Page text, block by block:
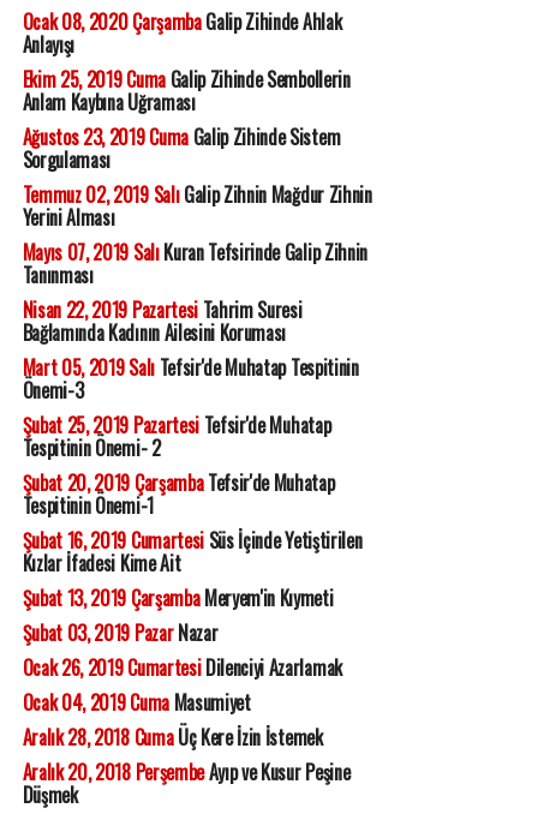
Ocak 08, 2020 ÇarşambaGalip Zihinde Ahlak
Anlayışı
Ekim 25, 2019 CumaGalip Zihinde Sembollerin
Anlam Kaybına Uğraması
Ağustos 23, 2019 CumaGalip Zihinde Sistem
Sorgulaması
Temmuz 02, 2019 SalıGalip Zihnin Mağdur Zihnin
Yerini Alması
Mayıs 07, 2019 SalıKuran Tefsirinde Galip Zihnin
Tanınması
Nisan 22, 2019 PazartesiTahrim Suresi
Bağlamında Kadının Ailesini Koruması
Mart 05, 2019 SalıTefsir'de Muhatap Tespitinin
Önemi-3
Şubat 25, 2019 PazartesiTefsir'de Muhatap
Tespitinin Önemi- 2
Şubat 20, 2019 ÇarşambaTefsir'de Muhatap
Tespitinin Önemi-1
Şubat 16, 2019 CumartesiSüs İçinde Yetiştirilen
Kızlar İfadesi Kime Ait
Şubat 13, 2019 ÇarşambaMeryem'in Kıymeti
Şubat 03, 2019 PazarNazar
Ocak 26, 2019 CumartesiDilenciyi Azarlamak
Ocak 04, 2019 CumaMasumiyet
Aralık 28, 2018 CumaÜç Kere İzin İstemek
Aralık 20, 2018 PerşembeAyıp ve Kusur Peşine
Düşmek